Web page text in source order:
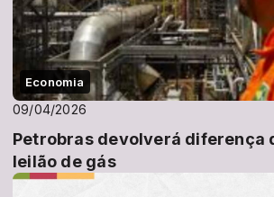
Economia
09/04/2026
Petrobras devolverá diferença
leilão de gás